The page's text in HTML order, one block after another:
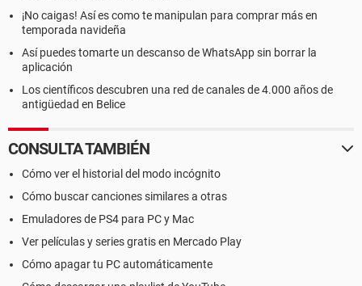
¡No caigas! Así es como te manipulan para comprar más en
temporada navideña
Así puedes tomarte un descanso de WhatsApp sin borrar la
aplicación
Los científicos descubren una red de canales de 4.000 años de
antigüedad en Belice
CONSULTA TAMBIÉN
Cómo ver el historial del modo incógnito
Cómo buscar canciones similares a otras
Emuladores de PS4 para PC y Mac
Ver películas y series gratis en Mercado Play
Cómo apagar tu PC automáticamente